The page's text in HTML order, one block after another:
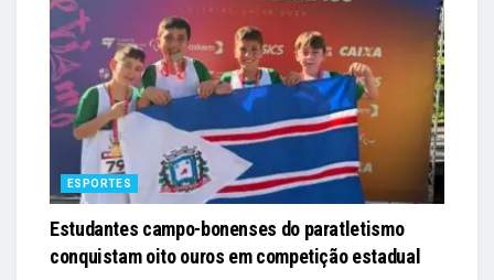
ESPORTES
Estudantes campo-bonenses do paratletismo
conquistam oito ouros em competição estadual